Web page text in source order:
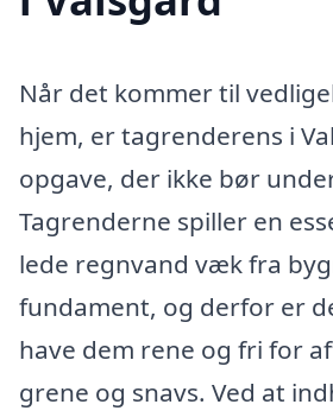
Når det kommer til
hjem, er tagrenderens i
opgave, der ikke bør
Tagrenderne spiller en
lede regnvand væk fra
fundament, og derfor er
have dem rene og fri for
grene og snavs. Ved at